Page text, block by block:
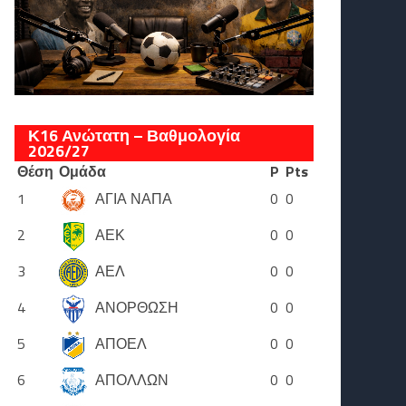
Κ16 Ανώτατη – Βαθμολογία
2026/27
Θέση Ομάδα P Pts
1
ΑΓΙΑ ΝΑΠΑ 0 0
2
ΑΕΚ 0 0
3
ΑΕΛ 0 0
4
ΑΝΟΡΘΩΣΗ 0 0
5
ΑΠΟΕΛ 0 0
6
ΑΠΟΛΛΩΝ 0 0